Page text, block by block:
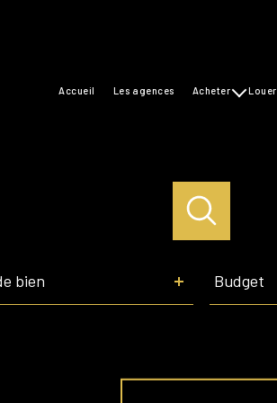
accueil les agences acheter louer
bien Budget